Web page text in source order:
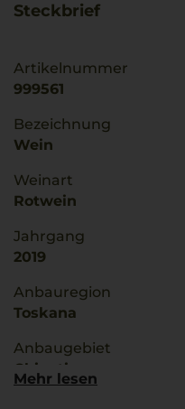
Steckbrief
Artikelnummer
999561
Bezeichnung
Wein
Weinart
Rotwein
Jahrgang
2019
Anbauregion
Toskana
Anbaugebiet
Chianti
Mehr lesen